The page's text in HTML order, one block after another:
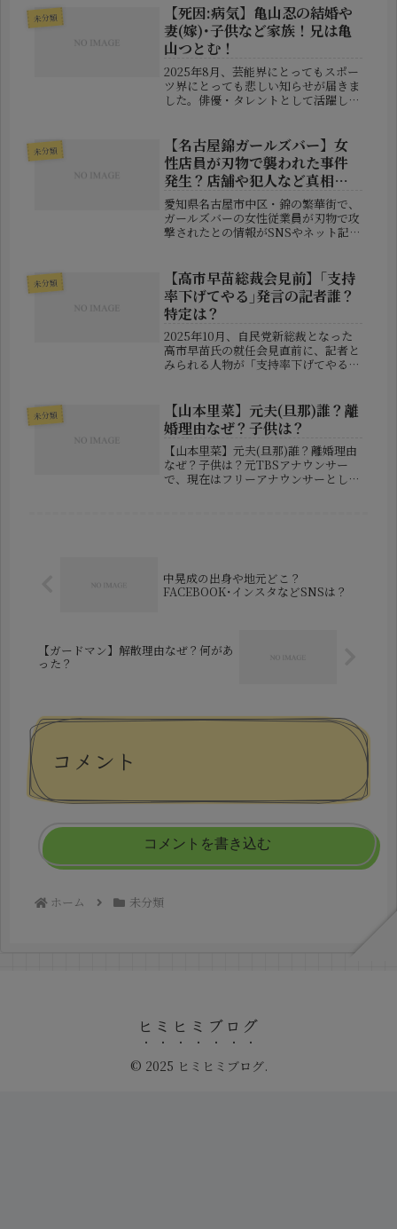
もって受け止められましたが、そのメ
ッセージには一人の母として...
未分類
【死因:病気】亀山忍の結婚や
妻(嫁)･子供など家族！兄は亀
山つとむ！
2025年8月、芸能界にとってもスポー
ツ界にとっても悲しい知らせが届きま
した。俳優・タレントとして活躍した
の死因は腎臓がんであり、長年にわた
って闘病生活を続けていたことが...
未分類
【名古屋錦ガールズバー】女
性店員が刃物で襲われた事件
発生？店舗や犯人など真相
は？デマの可能性は？
愛知県名古屋市中区・錦の繁華街で、
ガールズバーの女性従業員が刃物で攻
撃されたとの情報がSNSやネット記事
舗で、犯人は誰なのか」「被害者は命
に別状があるのか」といった関心が
高...
未分類
【高市早苗総裁会見前】｢支持
率下げてやる｣発言の記者誰？
特定は？
2025年10月、自民党新総裁となった
高市早苗氏の就任会見直前に、記者と
みられる人物が「支持率下げてやる」
の“公平性”を巡る議論を再燃させてい
ます。今回は、その音声がどのよう...
未分類
【山本里菜】元夫(旦那)誰？離
婚理由なぜ？子供は？
【山本里菜】元夫(旦那)誰？離婚理由
なぜ？子供は？元TBSアナウンサー
で、現在はフリーアナウンサーとして
中晃成の出身や地元どこ？
FACEBOOK･インスタなどSNSは？
【ガードマン】解散理由なぜ？何があ
った？
コメント
コメントを書き込む
ホーム 未分類
ヒミヒミブログ
© 2025 ヒミヒミブログ.